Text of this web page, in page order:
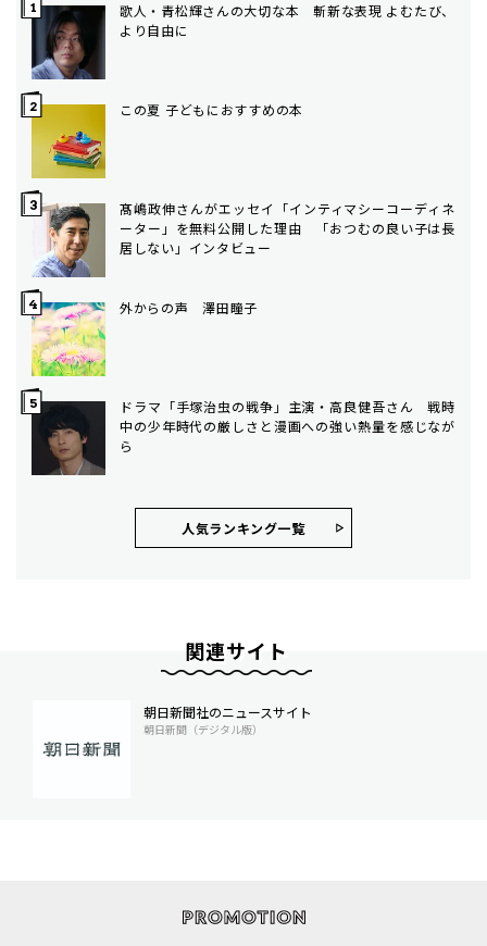
歌人・青松輝さんの大切な本 斬新な表現 よむたび、
より自由に
この夏 子どもにおすすめの本
髙嶋政伸さんがエッセイ「インティマシーコーディネ
ーター」を無料公開した理由 「おつむの良い子は長
居しない」インタビュー
外からの声 澤田瞳子
ドラマ「手塚治虫の戦争」主演・高良健吾さん 戦時
中の少年時代の厳しさと漫画への強い熱量を感じなが
ら
人気ランキング⼀覧
関連サイト
朝日新聞社のニュースサイト
朝日新聞（デジタル版）